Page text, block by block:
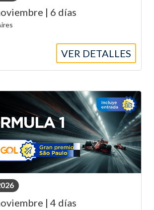
| 6 días
VER DETALLES
| 4 días